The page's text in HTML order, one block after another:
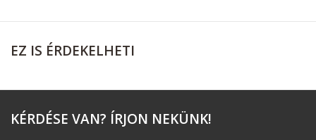
Briard
Cane corso
EZ IS ÉRDEKELHETI
KÉRDÉSE VAN? ÍRJON NEKÜNK!